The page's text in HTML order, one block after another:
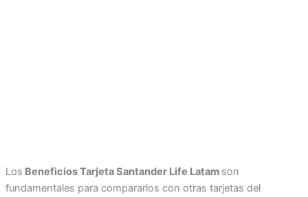
Los Beneficios Tarjeta Santander Life Latam son
fundamentales para compararlos con otras tarjetas del